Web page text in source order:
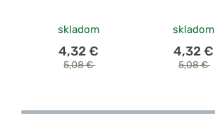
skladom
4,32 €
5,08 €
skladom
4,32 €
5,08 €